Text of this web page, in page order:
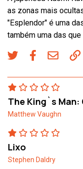
as zonas mais
"Esplendor" é uma
também uma das
The King`s Man:
Matthew Vaughn
Lixo
Stephen Daldry